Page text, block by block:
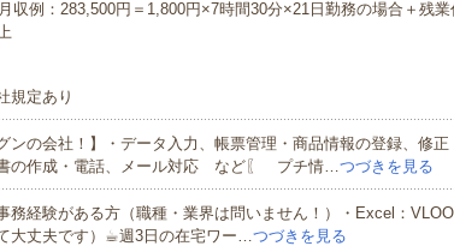
収例：283,500円＝1,800円×7時間30分×21日勤務の場合＋残
規定あり
ンの会社！】・データ入力、帳票管理・商品情報の登録、修
の作成・電話、メール対応 など〖 プチ情…つづきを見る
務経験がある方（職種・業界は問いません！）・Excel：
大丈夫です）☕︎週3日の在宅ワー…つづきを見る